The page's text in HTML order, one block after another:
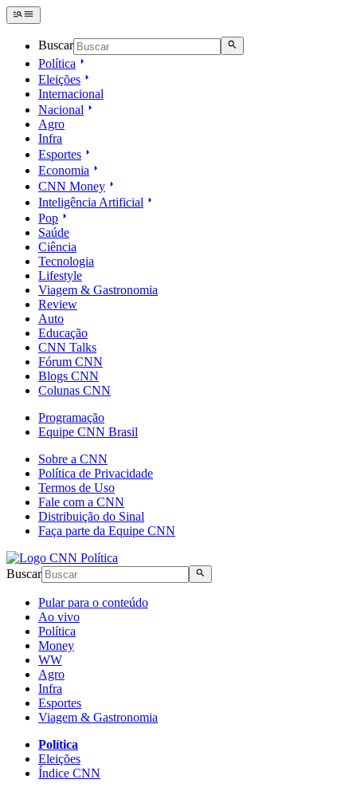
Buscar
Política
Eleições
Internacional
Nacional
Agro
Infra
Esportes
Economia
CNN Money
Inteligência Artificial
Pop
Saúde
Ciência
Tecnologia
Lifestyle
Viagem & Gastronomia
Review
Auto
Educação
CNN Talks
Fórum CNN
Blogs CNN
Colunas CNN
Programação
Equipe CNN Brasil
Sobre a CNN
Política de Privacidade
Termos de Uso
Fale com a CNN
Distribuição do Sinal
Faça parte da Equipe CNN
Buscar
Pular para o conteúdo
Ao vivo
Política
Money
WW
Agro
Infra
Esportes
Viagem & Gastronomia
Política
Eleições
Índice CNN